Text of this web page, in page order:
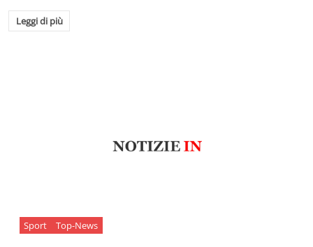
Leggi di più
Sport Top-News